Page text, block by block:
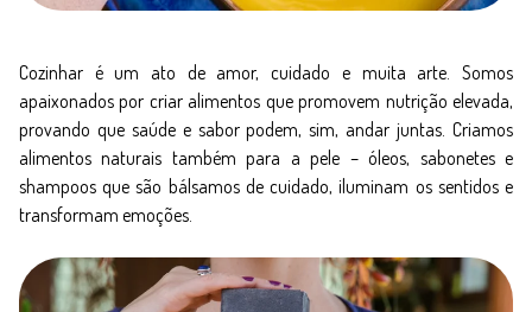
Cozinhar é um ato de amor, cuidado e muita arte. Somos
apaixonados por criar alimentos que promovem nutrição elevada,
provando que saúde e sabor podem, sim, andar juntas. Criamos
alimentos naturais também para a pele – óleos, sabonetes e
shampoos que são bálsamos de cuidado, iluminam os sentidos e
transformam emoções.